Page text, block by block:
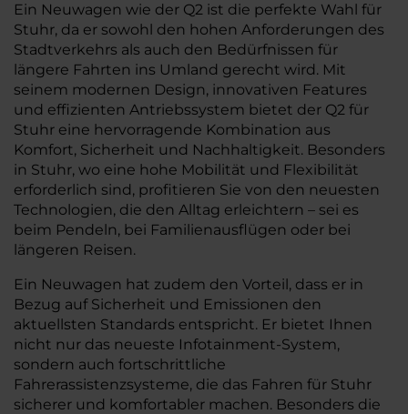
Ein Neuwagen wie der Q2 ist die perfekte Wahl für
Stuhr, da er sowohl den hohen Anforderungen des
Stadtverkehrs als auch den Bedürfnissen für
längere Fahrten ins Umland gerecht wird. Mit
seinem modernen Design, innovativen Features
und effizienten Antriebssystem bietet der Q2 für
Stuhr eine hervorragende Kombination aus
Komfort, Sicherheit und Nachhaltigkeit. Besonders
in Stuhr, wo eine hohe Mobilität und Flexibilität
erforderlich sind, profitieren Sie von den neuesten
Technologien, die den Alltag erleichtern – sei es
beim Pendeln, bei Familienausflügen oder bei
längeren Reisen.
Ein Neuwagen hat zudem den Vorteil, dass er in
Bezug auf Sicherheit und Emissionen den
aktuellsten Standards entspricht. Er bietet Ihnen
nicht nur das neueste Infotainment-System,
sondern auch fortschrittliche
Fahrerassistenzsysteme, die das Fahren für Stuhr
sicherer und komfortabler machen. Besonders die